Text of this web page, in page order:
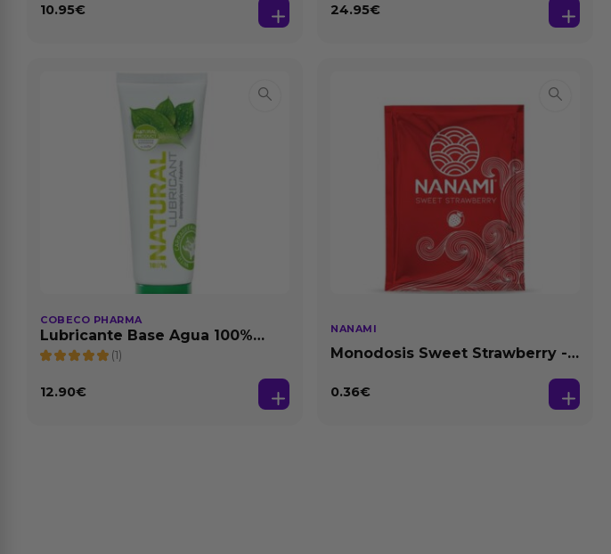
10.95€ 24.95€
COBECO PHARMA
Lubricante Base Agua 100%
Natural 125 ml
(1)
12.90€
NANAMI
Monodosis Sweet Strawberry -
0.36€